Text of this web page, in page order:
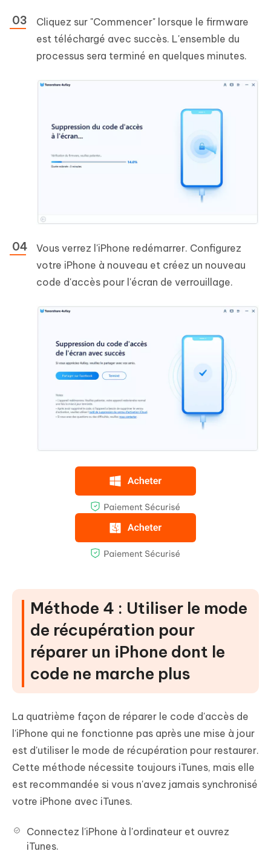
Cliquez sur "Commencer" lorsque le firmware
est téléchargé avec succès. L'ensemble du
processus sera terminé en quelques minutes.
Vous verrez l'iPhone redémarrer. Configurez
votre iPhone à nouveau et créez un nouveau
code d'accès pour l'écran de verrouillage.
Méthode 4 : Utiliser le mode
de récupération pour
réparer un iPhone dont le
code ne marche plus
La quatrième façon de réparer le code d'accès de
l'iPhone qui ne fonctionne pas après une mise à jour
est d'utiliser le mode de récupération pour restaurer.
Cette méthode nécessite toujours iTunes, mais elle
est recommandée si vous n'avez jamais synchronisé
votre iPhone avec iTunes.
Connectez l'iPhone à l'ordinateur et ouvrez
iTunes.